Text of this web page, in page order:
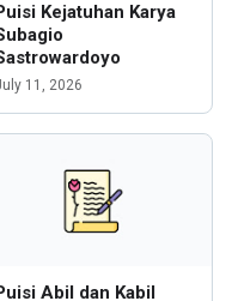
Kejatuhan Karya
11, 2026
Abil dan Kabil